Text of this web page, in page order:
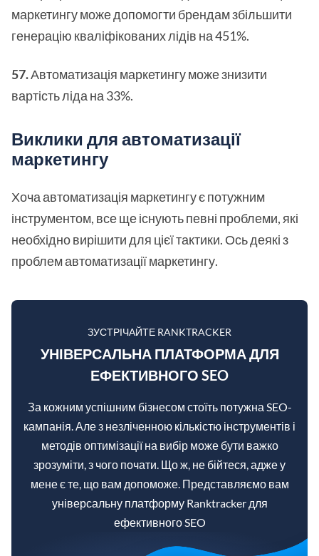
маркетингу може допомогти брендам збільшити
генерацію кваліфікованих лідів на 451%.
57.Автоматизація маркетингу може знизити
вартість ліда на 33%.
Виклики для автоматизації
маркетингу
Хоча автоматизація маркетингу є потужним
інструментом, все ще існують певні проблеми, які
необхідно вирішити для цієї тактики. Ось деякі з
проблем автоматизації маркетингу.
ЗУСТРІЧАЙТЕ RANKTRACKER
УНІВЕРСАЛЬНА ПЛАТФОРМА ДЛЯ
ЕФЕКТИВНОГО SEO
За кожним успішним бізнесом стоїть потужна SEO-
кампанія. Але з незліченною кількістю інструментів і
методів оптимізації на вибір може бути важко
зрозуміти, з чого почати. Що ж, не бійтеся, адже у
мене є те, що вам допоможе. Представляємо вам
універсальну платформу Ranktracker для
ефективного SEO